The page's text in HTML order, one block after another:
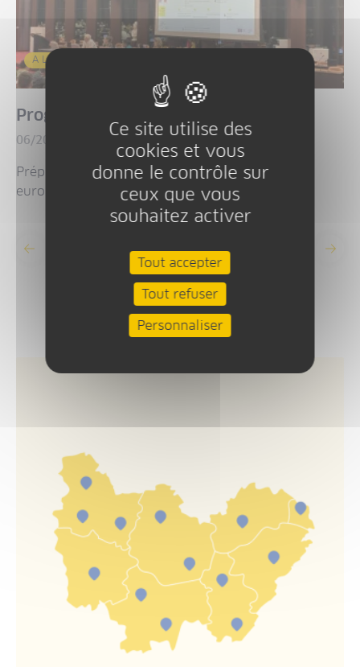
Précédent
A LA UNE
Programmes européens 2028-2034
06/2026
Préparation de la nouvelle génération de fonds
européens
Ce site utilise des
cookies et vous
donne le contrôle sur
ceux que vous
souhaitez activer
Tout accepter
Tout refuser
Personnaliser